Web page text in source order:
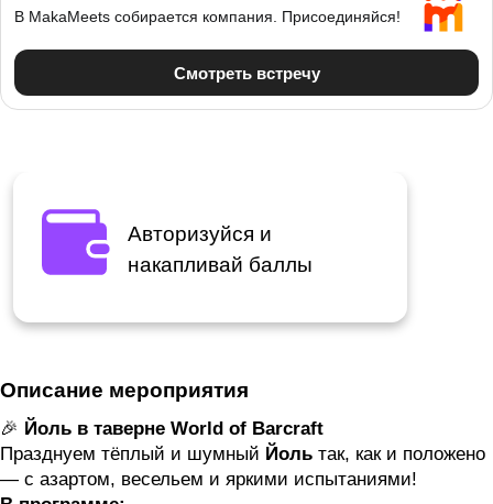
Авторизуйся и
накапливай баллы
Описание мероприятия
🎉 Йоль в таверне World of Barcraft
Празднуем тёплый и шумный Йоль так, как и положено
— с азартом, весельем и яркими испытаниями!